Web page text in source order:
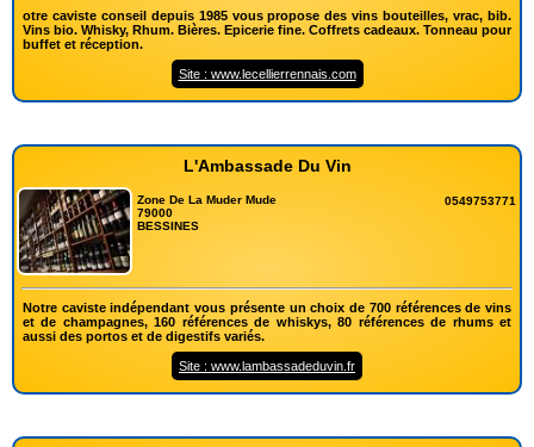
otre caviste conseil depuis 1985 vous propose des vins bouteilles, vrac, bib.
Vins bio. Whisky, Rhum. Bières. Epicerie fine. Coffrets cadeaux. Tonneau pour
buffet et réception.
Site : www.lecellierrennais.com
L'Ambassade Du Vin
Zone De La Muder Mude
79000
BESSINES
0549753771
Notre caviste indépendant vous présente un choix de 700 références de vins
et de champagnes, 160 références de whiskys, 80 références de rhums et
aussi des portos et de digestifs variés.
Site : www.lambassadeduvin.fr